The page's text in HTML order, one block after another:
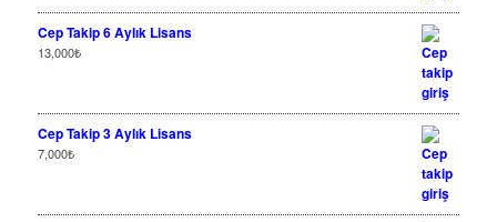
Cep Takip 6 Aylık Lisans
13,000₺
Cep Takip 3 Aylık Lisans
7,000₺